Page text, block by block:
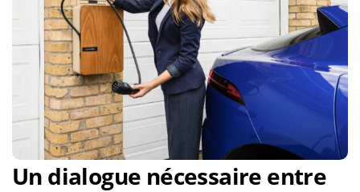
Un dialogue nécessaire entre